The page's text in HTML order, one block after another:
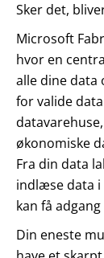
Sker det,
Microsoft
hvor en
alle dine data
for valide
økonomiske
Fra din data
indlæse data i
kan få
Din eneste